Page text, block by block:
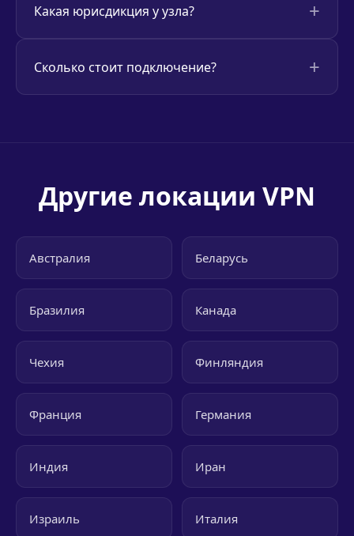
Какая юрисдикция у узла?
Сколько стоит подключение?
Другие локации VPN
Австралия Беларусь
Бразилия Канада
Чехия Финляндия
Франция Германия
Индия Иран
Израиль Италия